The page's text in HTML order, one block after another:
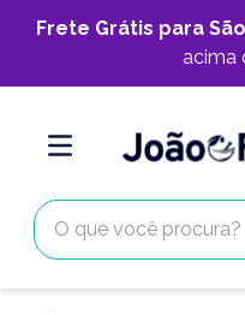
Frete Grátis para
acima
O que você procura?